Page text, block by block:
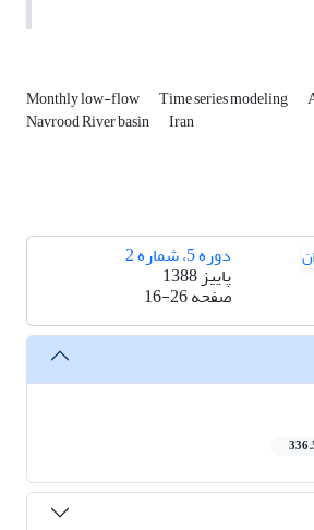
Monthly low-flow Time series modeling
Navrood River basin Iran
دوره 5، شماره 2
پاییز 1388
صفحه16-26